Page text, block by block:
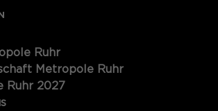
Ruhr
Metropole Ruhr
Ruhr 2027